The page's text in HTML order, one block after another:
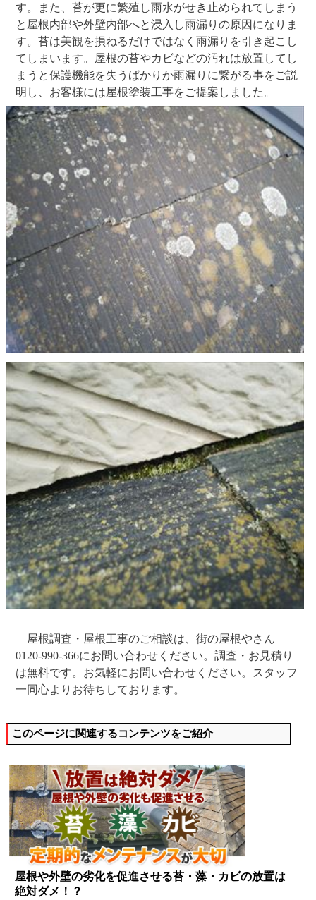
す。また、苔が更に繁殖し雨水がせき止められてしまう
と屋根内部や外壁内部へと浸入し雨漏りの原因になりま
す。苔は美観を損ねるだけではなく雨漏りを引き起こし
てしまいます。屋根の苔やカビなどの汚れは放置してし
まうと保護機能を失うばかりか雨漏りに繋がる事をご説
明し、お客様には屋根塗装工事をご提案しました。
屋根調査・屋根工事のご相談は、街の屋根やさん
0120-990-366にお問い合わせください。調査・お見積り
は無料です。お気軽にお問い合わせください。スタッフ
一同心よりお待ちしております。
このページに関連するコンテンツをご紹介
屋根や外壁の劣化を促進させる苔・藻・カビの放置は
絶対ダメ！？